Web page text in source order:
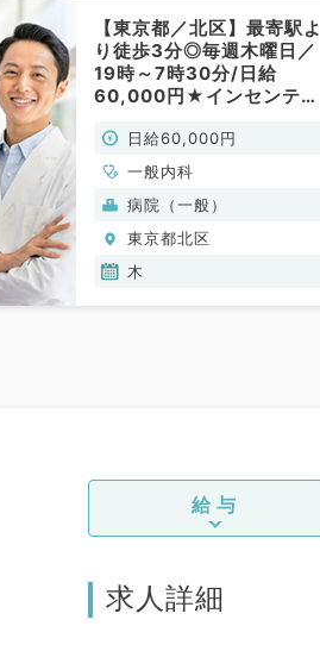
【東京都／北区】最寄駅よ
り徒歩3分◎毎週木曜日／
19時～7時30分/日給
60,000円★インセンティ
二次救急病院（内科／非常
勤）
日給60,000円
一般内科
病院（一般）
東京都北区
木
給与
求人詳細